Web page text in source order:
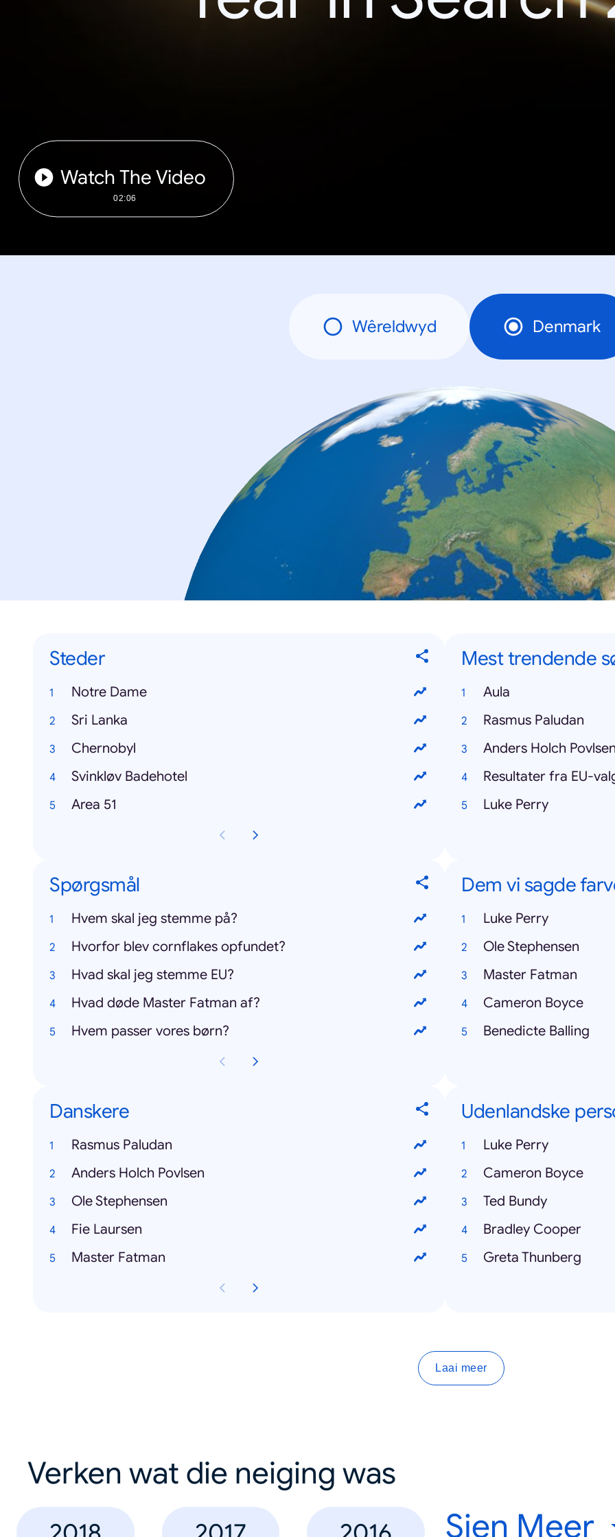
Watch The Video
02:06
Wêreldwyd Denmark
Steder
Notre Dame
Sri Lanka
Chernobyl
Svinkløv Badehotel
Area 51
Mest trendende
Aula
Rasmus Paludan
Anders Holch
Resultater fra EU-
Luke Perry
Spørgsmål
Hvem skal jeg stemme på?
Hvorfor blev cornflakes opfundet?
Hvad skal jeg stemme EU?
Hvad døde Master Fatman af?
Hvem passer vores børn?
Dem vi sagde
Luke Perry
Ole Stephensen
Master Fatman
Cameron Boyce
Benedicte Balling
Danskere
Rasmus Paludan
Anders Holch Povlsen
Ole Stephensen
Fie Laursen
Master Fatman
Udenlandske
Luke Perry
Cameron Boyce
Ted Bundy
Bradley Cooper
Greta Thunberg
Laai meer
Verken wat die neiging was
Sien Meer